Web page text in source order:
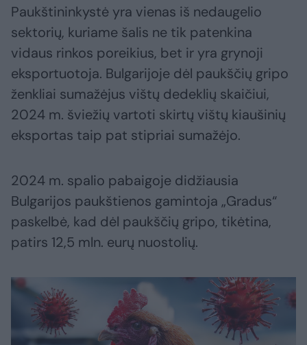
Paukštininkystė yra vienas iš nedaugelio
sektorių, kuriame šalis ne tik patenkina
vidaus rinkos poreikius, bet ir yra grynoji
eksportuotoja. Bulgarijoje dėl paukščių gripo
ženkliai sumažėjus vištų dedeklių skaičiui,
2024 m. šviežių vartoti skirtų vištų kiaušinių
eksportas taip pat stipriai sumažėjo.
2024 m. spalio pabaigoje didžiausia
Bulgarijos paukštienos gamintoja „Gradus“
paskelbė, kad dėl paukščių gripo, tikėtina,
patirs 12,5 mln. eurų nuostolių.